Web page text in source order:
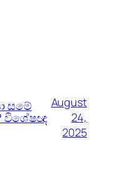
සමේ
විශේෂඥ
August
24,
2025